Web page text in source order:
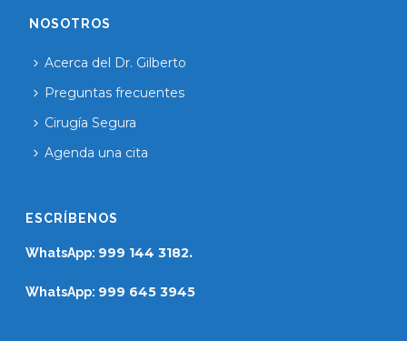
NOSOTROS
Acerca del Dr. Gilberto
Preguntas frecuentes
Cirugía Segura
Agenda una cita
ESCRÍBENOS
WhatsApp: 999 144 3182.
WhatsApp: 999 645 3945